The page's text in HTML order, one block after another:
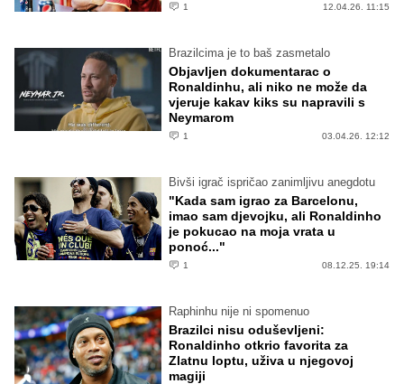
1 12.04.26. 11:15
Brazilcima je to baš zasmetalo
Objavljen dokumentarac o
Ronaldinhu, ali niko ne može da
vjeruje kakav kiks su napravili s
Neymarom
1 03.04.26. 12:12
Bivši igrač ispričao zanimljivu anegdotu
"Kada sam igrao za Barcelonu,
imao sam djevojku, ali Ronaldinho
je pokucao na moja vrata u
ponoć..."
1 08.12.25. 19:14
Raphinhu nije ni spomenuo
Brazilci nisu oduševljeni:
Ronaldinho otkrio favorita za
Zlatnu loptu, uživa u njegovoj
magiji